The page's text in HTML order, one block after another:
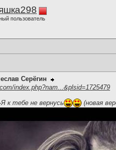
пользователь
Серёгин
index.php?nam...&plsid=1725479
к тебе не вернусь (новая